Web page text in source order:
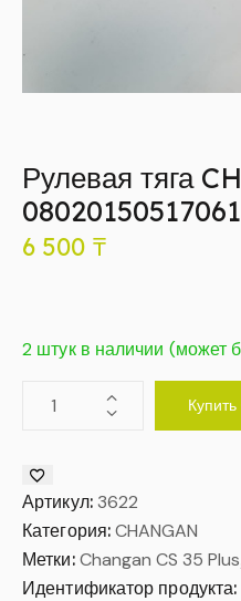
Рулевая тяга
08020150517061
6 500 ₸
2 штук в наличии (может
Артикул: 3622
Категория:CHANGAN
Метки: Changan CS 35 Plus
Идентификатор продукта: